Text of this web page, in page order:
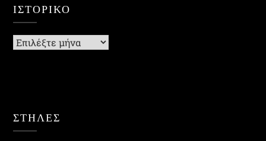
ΙΣΤΟΡΙΚΌ
Ιστορικό
ΣΤΗΛΕΣ